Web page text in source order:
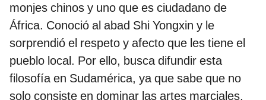
monjes chinos y uno que es ciudadano de
África. Conoció al abad Shi Yongxin y le
sorprendió el respeto y afecto que les tiene el
pueblo local. Por ello, busca difundir esta
filosofía en Sudamérica, ya que sabe que no
solo consiste en dominar las artes marciales,